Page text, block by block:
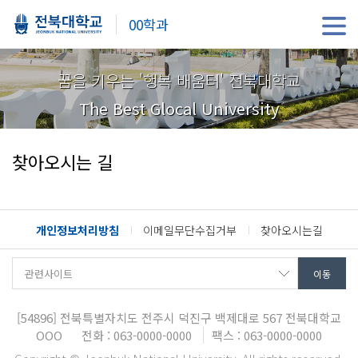
00학과
꿈을 키우는 '행복 배움터' 전북대학교
The Best Glocal University
찾아오시는 길
개인정보처리방침 이메일무단수집거부 찾아오시는길
[54896] 전북특별자치도 전주시 덕진구 백제대로 567 전북대학교
OOO
전화 : 063-0000-0000
팩스 : 063-0000-0000